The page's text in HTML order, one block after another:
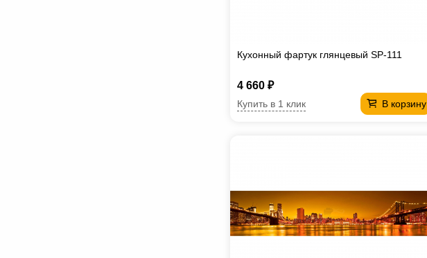
Кухонный фартук глянцевый SP-111
4 660 ₽
В корзину
Купить в 1 клик